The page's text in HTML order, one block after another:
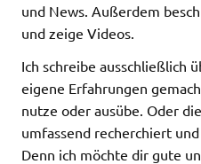
und News. Außerdem
und zeige Videos.
Ich schreibe ausschließlich
eigene Erfahrungen
nutze oder ausübe. Oder
umfassend recherchiert
Denn ich möchte dir gute